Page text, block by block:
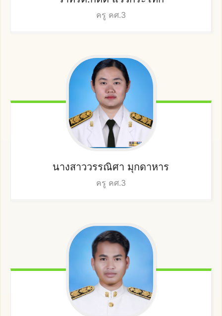
ครู คศ.3
นางสาววรรณิศา มุกดาหาร
ครู คศ.3